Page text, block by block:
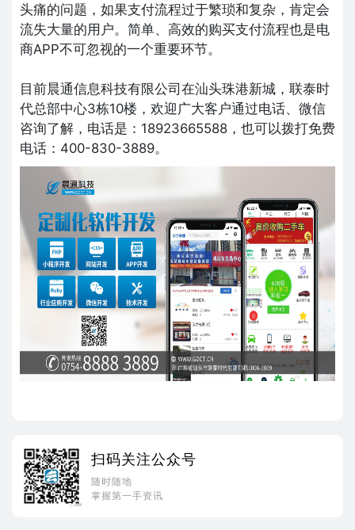
头痛的问题，如果支付流程过于繁琐和复杂，肯定会
流失大量的用户。简单、高效的购买支付流程也是电
商APP不可忽视的一个重要环节。
目前晨通信息科技有限公司在汕头珠港新城，联泰时
代总部中心3栋10楼，欢迎广大客户通过电话、微信
咨询了解，电话是：18923665588，也可以拨打免费
电话：400-830-3889。
扫码关注公众号
随时随地
掌握第一手资讯